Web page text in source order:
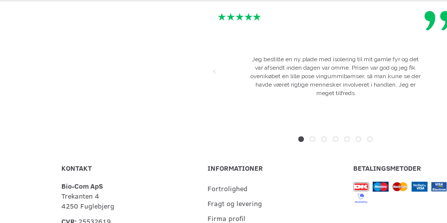
Jeg bestilte en ny plade med isolering til mit gamle fyr og det
var afsendt inden dagen var omme. Prisen var god og jeg fik
ovenikøbet en lille pose vingummibamser, så man kune se der
havde været rigtige mennesker involveret i handlen. Jeg er
meget tilfreds
KONTAKT
Bio-Com ApS
Trekanten 4
4250 Fuglebjerg
INFORMATIONER
Fortrolighed
Fragt og levering
Firma profil
BETALINGSMETODER